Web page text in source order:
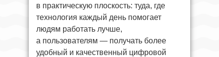
в практическую плоскость: туда, где
технология каждый день помогает
людям работать лучше,
а пользователям — получать более
удобный и качественный цифровой